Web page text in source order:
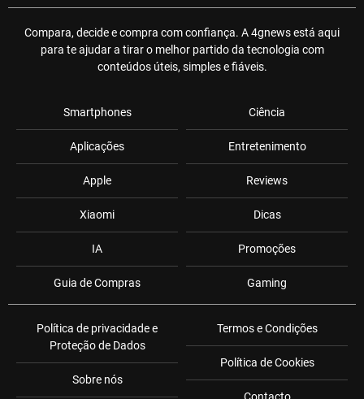
Compara, decide e compra com confiança. A 4gnews está aqui
para te ajudar a tirar o melhor partido da tecnologia com
conteúdos úteis, simples e fiáveis.
Smartphones
Aplicações
Apple
Xiaomi
IA
Guia de Compras
Ciência
Entretenimento
Reviews
Dicas
Promoções
Gaming
Política de privacidade e
Proteção de Dados
Sobre nós
Termos e Condições
Política de Cookies